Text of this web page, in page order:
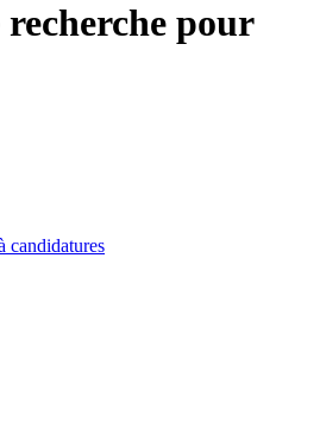
pour
candidatures